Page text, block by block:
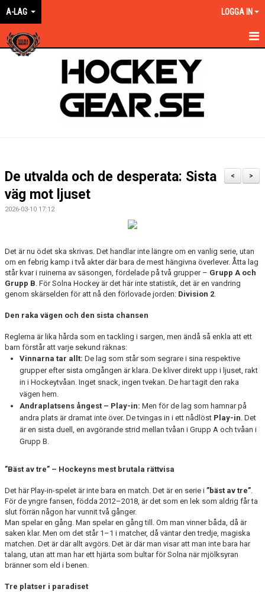
A-LAG LOGGA IN
BILDGALLERI
DOKUMENT
>
<
De utvalda och de desperata: Sista
väg mot ljuset
2026-03-10 17:12
Det är nu ödet ska skrivas. Det handlar inte längre om en vanlig serie, utan
om en febrig kamp i två akter där bara de mest hängivna överlever. Åtta lag
står kvar i ruinerna av säsongen, fördelade på två grupper – Grupp A och
Grupp B. För Solna Hockey är det här inte statistik, det är en vandring
genom skärselden för att nå den förlovade jorden: Division 2.
Den raka vägen och den sista chansen
Reglerna är lika hårda som en tackling i sargen, men ändå så enkla att ett
barn förstår att varje sekund räknas:
Vinnarna tar allt: De lag som står som segrare i sina respektive
grupper efter sista omgången är klara. De kliver direkt upp i ljuset, rakt
in i Hockeytvåan. Inget snack, ingen tvekan. De har tagit den raka
vägen hem.
Andraplatsens ångest – Play-in: Men för de lag som hamnar på
andra plats är dramat inte över. De tvingas in i ett nådlöst Play-in. Det
är en sista duell, en avgörande strid mellan tvåan i Grupp A och tvåan i
Grupp B.
”Bäst av tre” – Hockeyns mest brutala rättvisa
Det här Play-in-spelet är inte bara en match. Det är en serie i ”bäst av tre”.
För de yngre fansen, födda 2012–2018, är det som en lek som aldrig får ta
slut förrän någon har vunnit två gånger.
Man spelar en gång. Man spelar en gång till. Om man vinner båda, då är
saken klar. Men om det står 1–1 i matcher, då väntar den tredje, magiska
matchen. Det är där allt avgörs. Det är där man visar att man inte bara har
talang, utan att man har ett hjärta som bultar för Solna när mjölksyran
bränner som eld i benen.
Tre platser i paradiset